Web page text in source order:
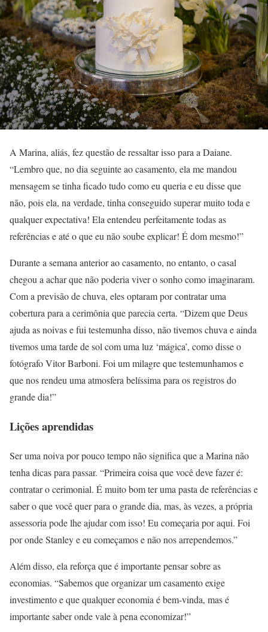
A Marina, aliás, fez questão de ressaltar isso para a Daiane.
“Lembro que, no dia seguinte ao casamento, ela me mandou
mensagem se tinha ficado tudo como eu queria e eu disse que
não, pois ela, na verdade, tinha conseguido superar muito toda e
qualquer expectativa! Ela entendeu perfeitamente todas as
referências e até o que eu não soube explicar! É dom mesmo!”
Durante a semana anterior ao casamento, no entanto, o casal
chegou a achar que não poderia viver o sonho como imaginaram.
Com a previsão de chuva, eles optaram por contratar uma
cobertura para a cerimônia que parecia certa. “Dizem que Deus
ajuda as noivas e fui testemunha disso, não tivemos chuva e ainda
tivemos uma tarde de sol com uma luz ‘mágica’, como disse o
fotógrafo Vitor Barboni. Foi um milagre que testemunhamos e
que nos rendeu uma atmosfera belíssima para os registros do
grande dia!”
Lições aprendidas
Ser uma noiva por pouco tempo não significa que a Marina não
tenha dicas para passar. “Primeira coisa que você deve fazer é:
contratar o cerimonial. É muito bom ter uma pasta de referências e
saber o que você quer para o grande dia, mas, às vezes, a própria
assessoria pode lhe ajudar com isso! Eu começaria por aqui. Foi
por onde Stanley e eu começamos e não nos arrependemos.”
Além disso, ela reforça que é importante pensar sobre as
economias. “Sabemos que organizar um casamento exige
investimento e que qualquer economia é bem-vinda, mas é
importante saber onde vale à pena economizar!”